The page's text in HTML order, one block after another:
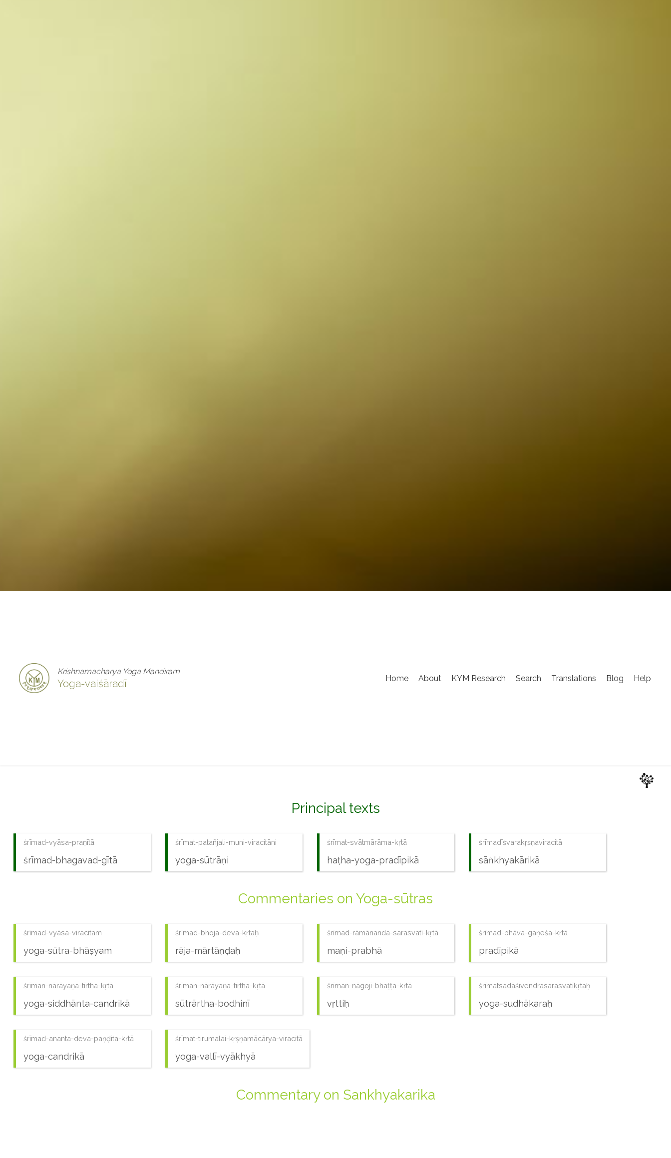
Krishnamacharya Yoga Mandiram
Yoga-vaiśāradī Home About KYM Research Search Translations Blog Help
Principal texts
śrīmad-vyāsa-praṇītā
śrīmad-bhagavad-gītā
śrīmat-patañjali-muni-viracitāni
yoga-sūtrāṇi
śrīmat-svātmārāma-kṛtā
haṭha-yoga-pradīpikā
śrīmadīśvarakṛṣṇaviracitā
sāṅkhyakārikā
Commentaries on Yoga-sūtras
śrīmad-vyāsa-viracitam
yoga-sūtra-bhāṣyam
śrīmad-bhoja-deva-kṛtaḥ
rāja-mārtāṇḍaḥ
śrīmad-rāmānanda-sarasvatī-kṛtā
maṇi-prabhā
śrīmad-bhāva-gaṇeśa-kṛtā
pradīpikā
śrīman-nārāyaṇa-tīrtha-kṛtā
yoga-siddhānta-candrikā
śrīman-nārāyaṇa-tīrtha-kṛtā
sūtrārtha-bodhinī
śrīman-nāgojī-bhaṭṭa-kṛtā
vṛttiḥ
śrīmatsadāśivendrasarasvatīkṛtaḥ
yoga-sudhākaraḥ
śrīmad-ananta-deva-paṇḍita-kṛtā
yoga-candrikā
śrīmat-tirumalai-kṛṣṇamācārya-viracitā
yoga-vallī-vyākhyā
Commentary on Sankhyakarika